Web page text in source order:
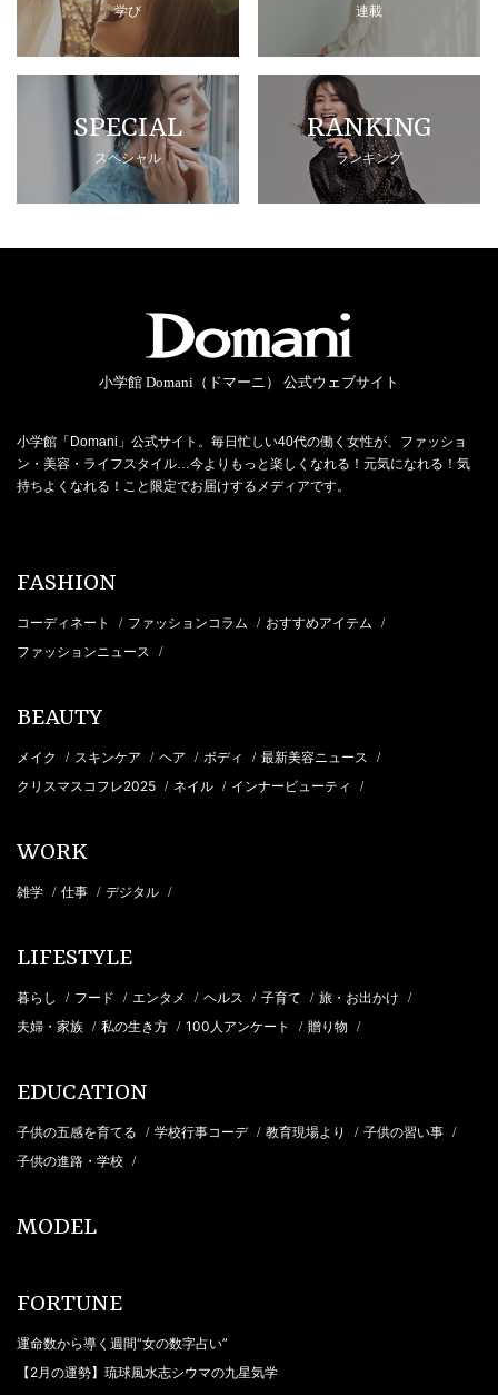
学び 連載
SPECIAL
スペシャル
RANKING
ランキング
小学館 Domani（ドマーニ） 公式ウェブサイト
小学館「Domani」公式サイト。毎日忙しい40代の働く女性が、ファッショ
ン・美容・ライフスタイル…今よりもっと楽しくなれる！元気になれる！気
持ちよくなれる！こと限定でお届けするメディアです。
FASHION
コーディネート / ファッションコラム / おすすめアイテム /
ファッションニュース /
BEAUTY
メイク / スキンケア / ヘア / ボディ / 最新美容ニュース /
クリスマスコフレ2025 / ネイル / インナービューティ /
WORK
雑学 / 仕事 / デジタル /
LIFESTYLE
暮らし / フード / エンタメ / ヘルス / 子育て / 旅・お出かけ /
夫婦・家族 / 私の生き方 / 100人アンケート / 贈り物 /
EDUCATION
子供の五感を育てる / 学校行事コーデ / 教育現場より / 子供の習い事 /
子供の進路・学校 /
MODEL
FORTUNE
運命数から導く週間“女の数字占い”
【2月の運勢】琉球風水志シウマの九星気学